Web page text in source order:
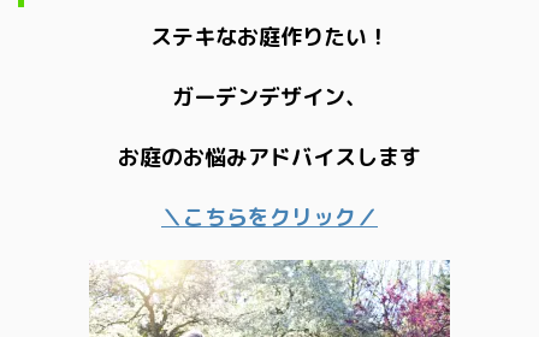
ステキなお庭作りたい！
ガーデンデザイン、
お庭のお悩みアドバイスします
＼こちらをクリック／